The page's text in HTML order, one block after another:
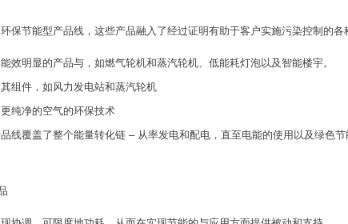
保节能型产品线，这些产品融入了经过证明有助于客户实施污染控制的各
效明显的产品与，如燃气轮机和蒸汽轮机、低能耗灯泡以及智能楼宇。
组件，如风力发电站和蒸汽轮机
纯净的空气的环保技术
线覆盖了整个能量转化链 – 从率发电和配电，直至电能的使用以及绿色